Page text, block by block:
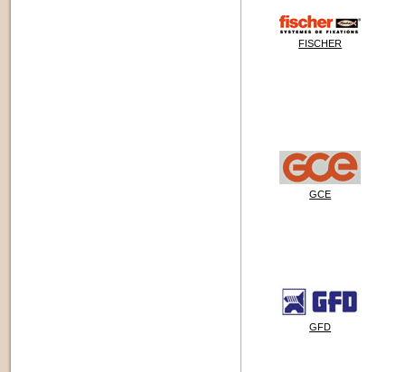
FISCHER
GCE
GFD